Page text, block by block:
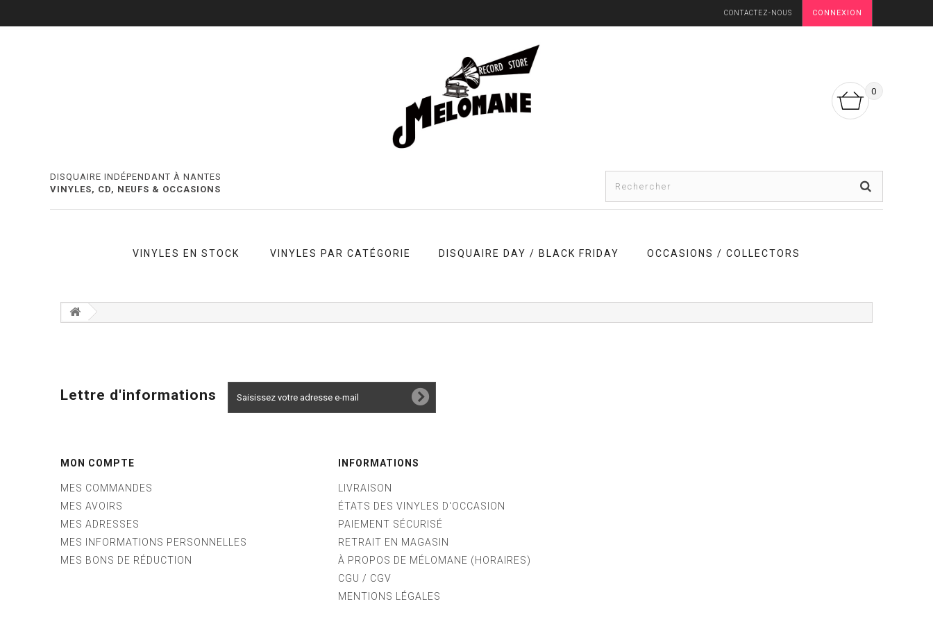
CONNEXION
CONTACTEZ-NOUS
0
DISQUAIRE INDÉPENDANT À NANTES
VINYLES, CD, NEUFS & OCCASIONS
VINYLES EN STOCK VINYLES PAR CATÉGORIE DISQUAIRE DAY / BLACK FRIDAY OCCASIONS / COLLECTORS
Lettre d'informations
MON COMPTE
MES COMMANDES
MES AVOIRS
MES ADRESSES
MES INFORMATIONS PERSONNELLES
MES BONS DE RÉDUCTION
INFORMATIONS
LIVRAISON
ÉTATS DES VINYLES D'OCCASION
PAIEMENT SÉCURISÉ
RETRAIT EN MAGASIN
À PROPOS DE MÉLOMANE (HORAIRES)
CGU / CGV
MENTIONS LÉGALES